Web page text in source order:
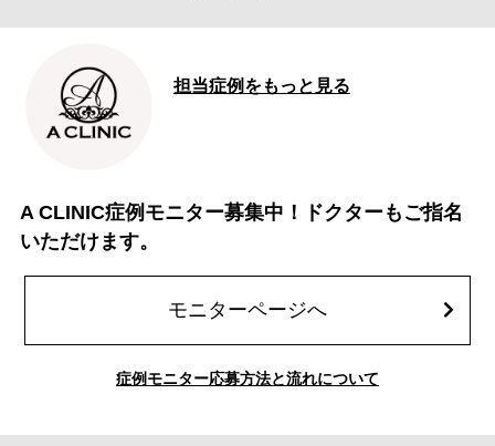
担当症例をもっと見る
A CLINIC症例モニター募集中！ドクターもご指名
いただけます。
モニターページへ
症例モニター応募方法と流れについて